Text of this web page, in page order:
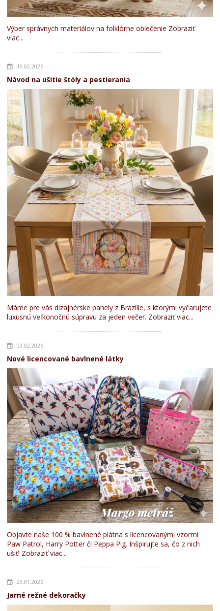
Výber správnych materiálov na folklórne oblečenie Zobraziť
viac...
19.02.2026
Návod na ušitie štóly a pestierania
Máme pre vás dizajnérske panely z Brazílie, s ktorými vyčarujete
luxusnú veľkonočnú súpravu za jeden večer. Zobraziť viac...
03.02.2026
Nové licencované bavlnené látky
Objavte naše 100 % bavlnené plátna s licencovanými vzormi
Paw Patrol, Harry Potter či Peppa Pig. Inšpirujte sa, čo z nich
ušiť! Zobraziť viac...
23.01.2026
Jarné režné dekoračky